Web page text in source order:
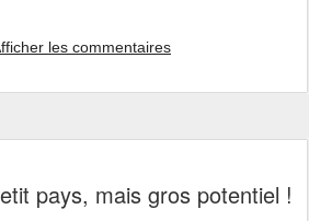
les commentaires
pays, mais gros potentiel !